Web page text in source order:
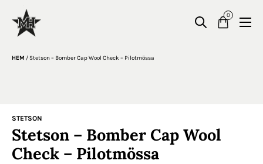
0
HEM /Stetson – Bomber Cap Wool Check – Pilotmössa
STETSON
Stetson – Bomber Cap Wool
Check – Pilotmössa